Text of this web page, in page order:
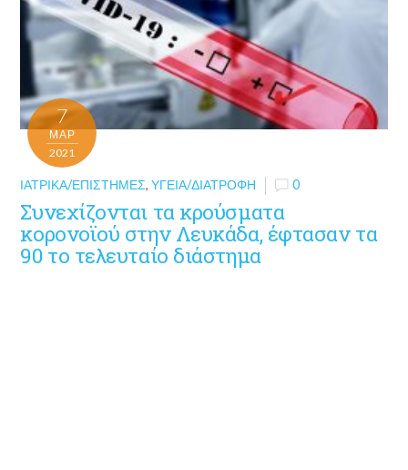
7
ΜΑΡ
2021
ΙΑΤΡΙΚΆ/ΕΠΙΣΤΉΜΕΣ,ΥΓΕΊΑ/ΔΙΑΤΡΟΦΉ 0
Συνεχίζονται τα κρούσματα
κορονοϊού στην Λευκάδα, έφτασαν τα
90 το τελευταίο διάστημα